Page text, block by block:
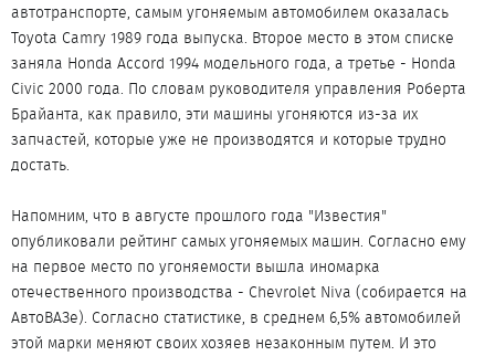
автотранспорте, самым угоняемым автомобилем оказалась
Toyota Camry 1989 года выпуска. Второе место в этом списке
заняла Honda Accord 1994 модельного года, а третье - Honda
Civic 2000 года. По словам руководителя управления Роберта
Брайанта, как правило, эти машины угоняются из-за их
запчастей, которые уже не производятся и которые трудно
достать.
Напомним, что в августе прошлого года "Известия"
опубликовали рейтинг самых угоняемых машин. Согласно ему
на первое место по угоняемости вышла иномарка
отечественного производства - Chevrolet Niva (собирается на
АвтоВАЗе). Согласно статистике, в среднем 6,5% автомобилей
этой марки меняют своих хозяев незаконным путем. И это